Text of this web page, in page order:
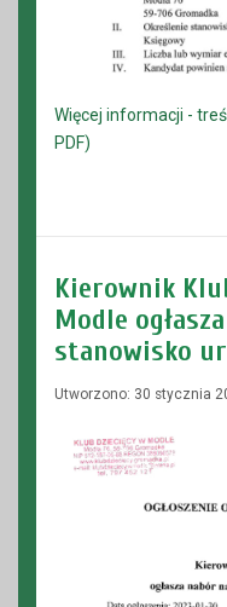
Więcej informacji -
PDF)
Kierownik
Modle
stanowisko
Utworzono: 30 stycznia